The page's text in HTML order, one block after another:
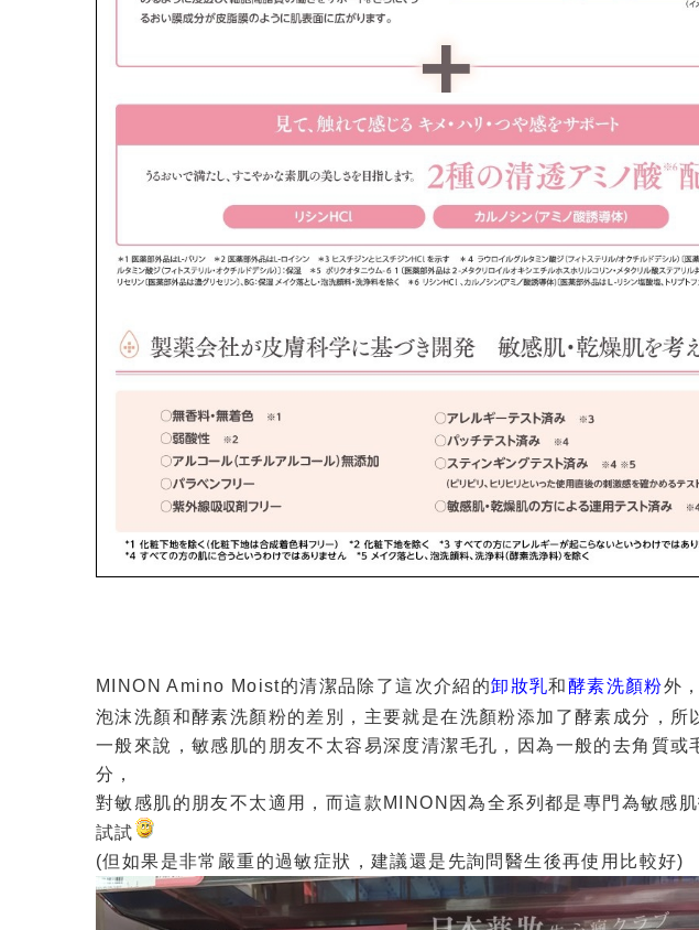
MINON Amino Moist的清潔品除了這次介紹的卸妝乳和 酵素洗顏粉外
泡沫洗顏和酵素洗顏粉的差別，主要就是在洗顏粉添加了酵素成分，所
一般來說，敏感肌的朋友不太容易深度清潔毛孔，因為一般的去角質
分，
對敏感肌的朋友不太適用，而這款MINON因為全系列都是專門為敏感
試試
(但如果是非常嚴重的過敏症狀，建議還是先詢問醫生後再使用比較好)